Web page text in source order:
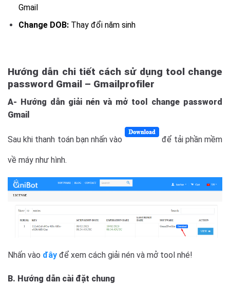
Gmail
Change DOB: Thay đổi năm sinh
Hướng dẫn chi tiết cách sử dụng tool change
password Gmail – Gmailprofiler
A- Hướng dẫn giải nén và mở tool change password
Gmail
Sau khi thanh toán bạn nhấn vào để tải phần mềm
về máy như hình.
Nhấn vào đây để xem cách giải nén và mở tool nhé!
B. Hướng dẫn cài đặt chung